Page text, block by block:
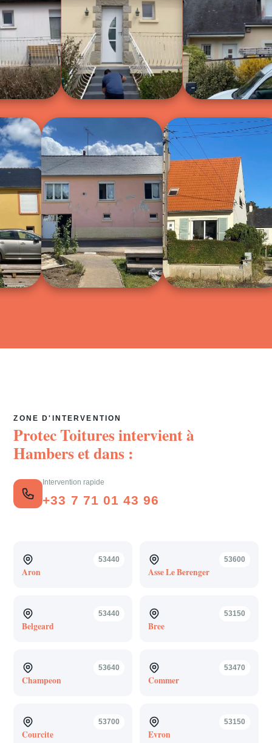
ZONE D'INTERVENTION
Protec Toitures intervient à
Hamberset dans :
Intervention rapide
+33 7 71 01 43 96
53440
Aron
53600
Asse Le Berenger
53440
Belgeard
53150
Bree
53640
Champeon
53470
Commer
53700
Courcite
53150
Evron